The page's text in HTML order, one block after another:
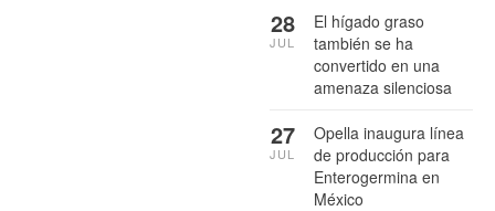
El hígado graso
también se ha
convertido en una
amenaza silenciosa
28
JUL
Opella inaugura línea
de producción para
Enterogermina en
México
27
JUL